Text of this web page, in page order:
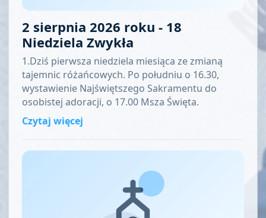
2 sierpnia 2026 roku - 18
Niedziela Zwykła
1.Dziś pierwsza niedziela miesiąca ze zmianą
tajemnic różańcowych. Po południu o 16.30,
wystawienie Najświętszego Sakramentu do
osobistej adoracji, o 17.00 Msza Święta.
Czytaj więcej